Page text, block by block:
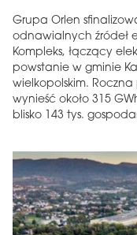
Grupa Orlen
odnawialnych źródeł
Kompleks, łączący
powstanie w gminie
wielkopolskim.
wynieść około 315
blisko 143 tys.